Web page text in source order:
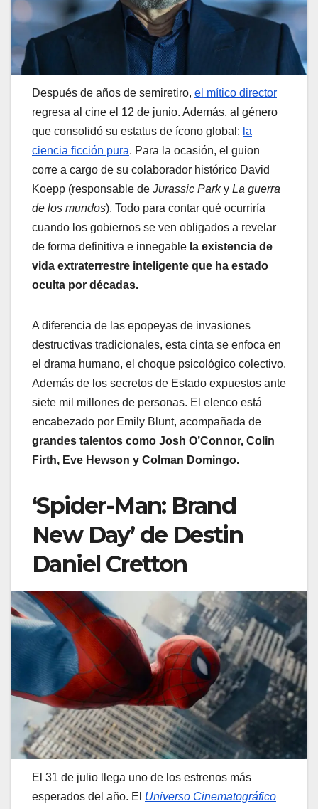
Después de años de semiretiro, el mítico director
regresa al cine el 12 de junio. Además, al género
que consolidó su estatus de ícono global: la
ciencia ficción pura. Para la ocasión, el guion
corre a cargo de su colaborador histórico David
Koepp (responsable de Jurassic Parky La guerra
de los mundos). Todo para contar qué ocurriría
cuando los gobiernos se ven obligados a revelar
de forma definitiva e innegable la existencia de
vida extraterrestre inteligente que ha estado
oculta por décadas.
A diferencia de las epopeyas de invasiones
destructivas tradicionales, esta cinta se enfoca en
el drama humano, el choque psicológico colectivo.
Además de los secretos de Estado expuestos ante
siete mil millones de personas. El elenco está
encabezado por Emily Blunt, acompañada de
grandes talentos como Josh O’Connor, Colin
Firth, Eve Hewson y Colman Domingo.
‘Spider-Man: Brand
New Day’ de Destin
Daniel Cretton
El 31 de julio llega uno de los estrenos más
esperados del año. El Universo Cinematográfico